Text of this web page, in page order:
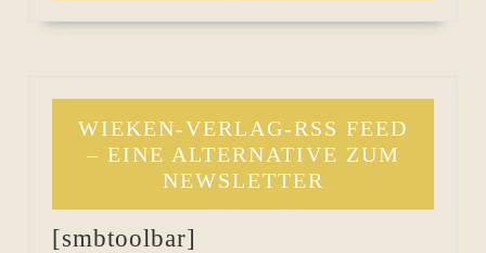
WIEKEN-VERLAG-RSS FEED
– EINE ALTERNATIVE ZUM
NEWSLETTER
[smbtoolbar]